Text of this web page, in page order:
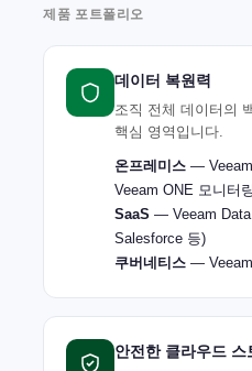
제품 포트폴리오
데이터 복원력
조직 전체 데이터의
핵심 영역입니다.
온프레미스 —
Veeam ONE 모니터
SaaS — Veeam Data
Salesforce 등)
쿠버네티스 —
안전한 클라우드 스